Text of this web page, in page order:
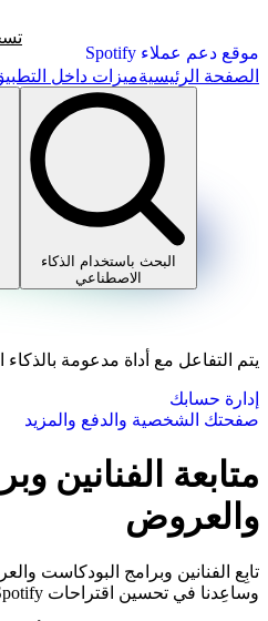
موقع دعم عملاء Spotify
الصفحة الرئيسيةميزات داخل
البحث باستخدام الذكاء
الاصطناعي
يتم التفاعل مع أداة مدعومة
إدارة حسابك
صفحتك الشخصية والدفع والمزيد
متابعة الفنانين
والعروض
تابِع الفنانين وبرامج البودكاست
وساعِدنا في تحسين اقتراحات Spotify.